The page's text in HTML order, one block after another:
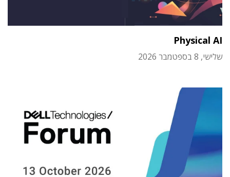
Physical AI
שלישי, 8 בספטמבר 2026